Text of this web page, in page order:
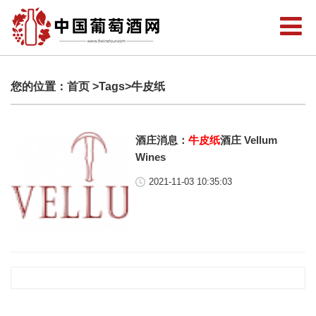
您的位置： 首页 >Tags>牛皮纸
酒庄消息：牛皮纸酒庄 Vellum
Wines
2021-11-03 10:35:03